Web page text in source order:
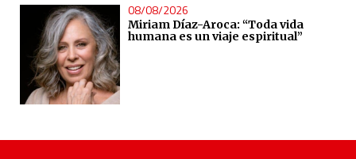
08/08/2026
Miriam Díaz-Aroca: “Toda vida
humana es un viaje espiritual”